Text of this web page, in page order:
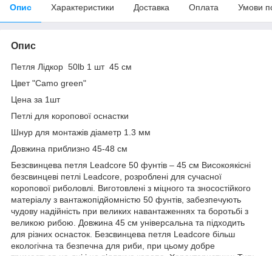
Опис Характеристики Доставка Оплата Умови
Опис
Петля Лідкор 50lb 1 шт 45 см
Цвет "Camo green"
Цена за 1шт
Петлі для коропової оснастки
Шнур для монтажів діаметр 1.3 мм
Довжина приблизно 45-48 см
Безсвинцева петля Leadcore 50 фунтів – 45 см Високоякісні
безсвинцеві петлі Leadcore, розроблені для сучасної
коропової риболовлі. Виготовлені з міцного та зносостійкого
матеріалу з вантажопідйомністю 50 фунтів, забезпечують
чудову надійність при великих навантаженнях та боротьбі з
великою рибою. Довжина 45 см універсальна та підходить
для різних оснасток. Безсвинцева петля Leadcore більш
екологічна та безпечна для риби, при цьому добре